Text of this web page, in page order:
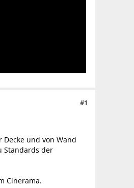
#1
und von Wand
Standards der
Cinerama.